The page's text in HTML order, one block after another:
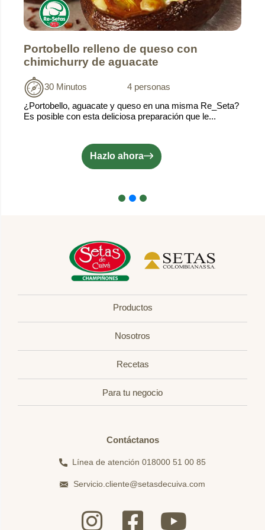
Portobello relleno de queso con
chimichurry de aguacate
30 Minutos
4 personas
¿Portobello, aguacate y queso en una misma Re_Seta?
Es posible con esta deliciosa preparación que le...
Hazlo ahora
Productos
Nosotros
Recetas
Para tu negocio
Contáctanos
Línea de atención 018000 51 00 85
Servicio.cliente@setasdecuiva.com